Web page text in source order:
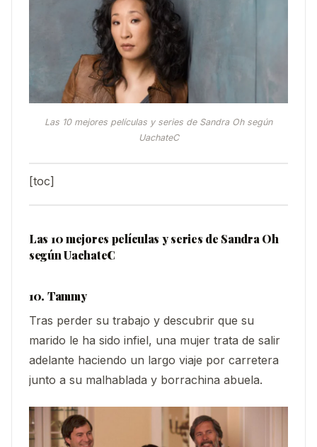
Las 10 mejores películas y series de Sandra Oh según
UachateC
[toc]
Las 10 mejores películas y series de Sandra Oh
según UachateC
10. Tammy
Tras perder su trabajo y descubrir que su
marido le ha sido infiel, una mujer trata de salir
adelante haciendo un largo viaje por carretera
junto a su malhablada y borrachina abuela.